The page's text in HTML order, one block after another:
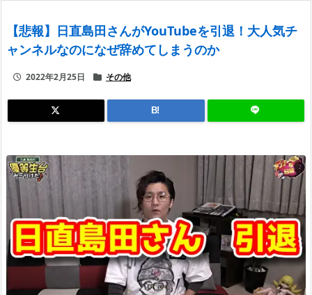
【悲報】日直島田さんがYouTubeを引退！大人気チ
ャンネルなのになぜ辞めてしまうのか
2022年2月25日 その他
B!